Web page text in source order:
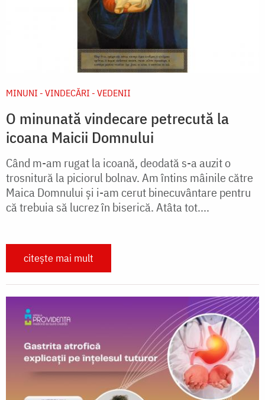
MINUNI - VINDECĂRI - VEDENII
O minunată vindecare petrecută la
icoana Maicii Domnului
Când m-am rugat la icoană, deodată s-a auzit o
trosnitură la piciorul bolnav. Am întins mâinile către
Maica Domnului și i-am cerut binecuvântare pentru
că trebuia să lucrez în biserică. Atâta tot....
citește mai mult